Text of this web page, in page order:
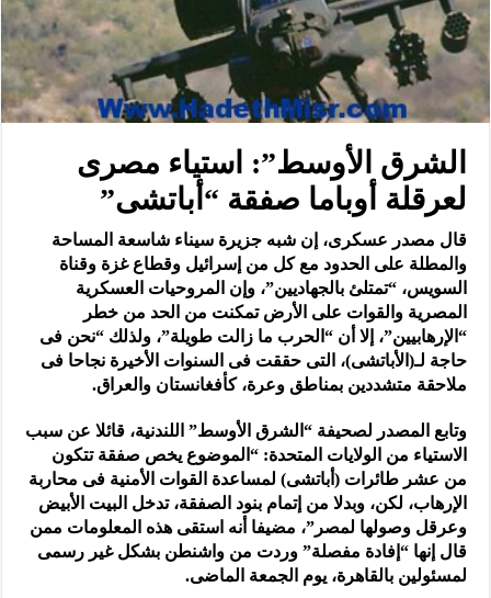
الشرق الأوسط”: استياء مصرى
لعرقلة أوباما صفقة “أباتشى”
قال مصدر عسكرى، إن شبه جزيرة سيناء شاسعة المساحة
والمطلة على الحدود مع كل من إسرائيل وقطاع غزة وقناة
السويس، “تمتلئ بالجهاديين”، وإن المروحيات العسكرية
المصرية والقوات على الأرض تمكنت من الحد من خطر
“الإرهابيين”، إلا أن “الحرب ما زالت طويلة”، ولذلك “نحن فى
حاجة لـ(الأباتشى)، التى حققت فى السنوات الأخيرة نجاحا فى
ملاحقة متشددين بمناطق وعرة، كأفغانستان والعراق.
وتابع المصدر لصحيفة “الشرق الأوسط” اللندنية، قائلا عن سبب
الاستياء من الولايات المتحدة: “الموضوع يخص صفقة تتكون
من عشر طائرات (أباتشى) لمساعدة القوات الأمنية فى محاربة
الإرهاب، لكن، وبدلا من إتمام بنود الصفقة، تدخل البيت الأبيض
وعرقل وصولها لمصر”، مضيفا أنه استقى هذه المعلومات ممن
قال إنها “إفادة مفصلة” وردت من واشنطن بشكل غير رسمى
لمسئولين بالقاهرة، يوم الجمعة الماضى.